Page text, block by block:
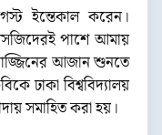
ইন্তেকাল করেন।
পাশে আমায়
আজান শুনতে
ঢাকা বিশ্ববিদ্যালয়
সমাহিত করা হয়।